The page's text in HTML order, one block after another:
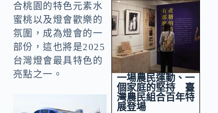
合桃園的特色元素水
蜜桃以及燈會歡樂的
氛圍，成為燈會的一
部份，這也將是2025
台灣燈會最具特色的
亮點之一。
一場農民運動、一
個家庭的堅持 臺
灣農民組合百年特
展登場